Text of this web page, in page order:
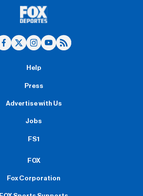
Help
Press
Advertise with Us
Jobs
FS1
FOX
Fox Corporation